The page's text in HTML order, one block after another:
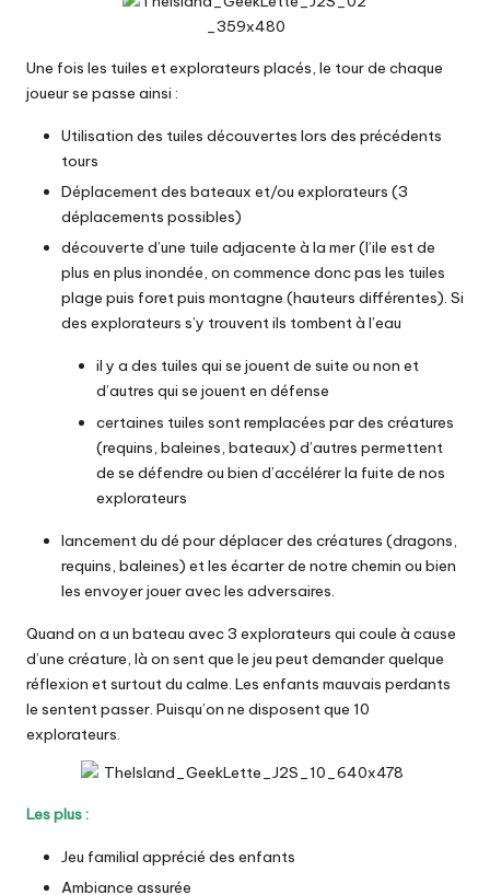
Une fois les tuiles et explorateurs placés, le tour de chaque
joueur se passe ainsi :
Utilisation des tuiles découvertes lors des précédents
tours
Déplacement des bateaux et/ou explorateurs (3
déplacements possibles)
découverte d’une tuile adjacente à la mer (l’ile est de
plus en plus inondée, on commence donc pas les tuiles
plage puis foret puis montagne (hauteurs différentes). Si
des explorateurs s’y trouvent ils tombent à l’eau
il y a des tuiles qui se jouent de suite ou non et
d’autres qui se jouent en défense
certaines tuiles sont remplacées par des créatures
(requins, baleines, bateaux) d’autres permettent
de se défendre ou bien d’accélérer la fuite de nos
explorateurs
lancement du dé pour déplacer des créatures (dragons,
requins, baleines) et les écarter de notre chemin ou bien
les envoyer jouer avec les adversaires.
Quand on a un bateau avec 3 explorateurs qui coule à cause
d’une créature, là on sent que le jeu peut demander quelque
réflexion et surtout du calme. Les enfants mauvais perdants
le sentent passer. Puisqu’on ne disposent que 10
explorateurs.
Les plus :
Jeu familial apprécié des enfants
Ambiance assurée